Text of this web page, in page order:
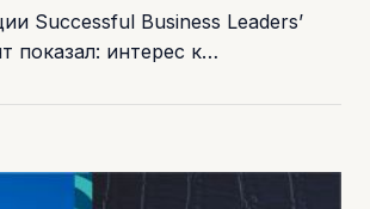
Successful Business Leaders’
показал: интерес к…